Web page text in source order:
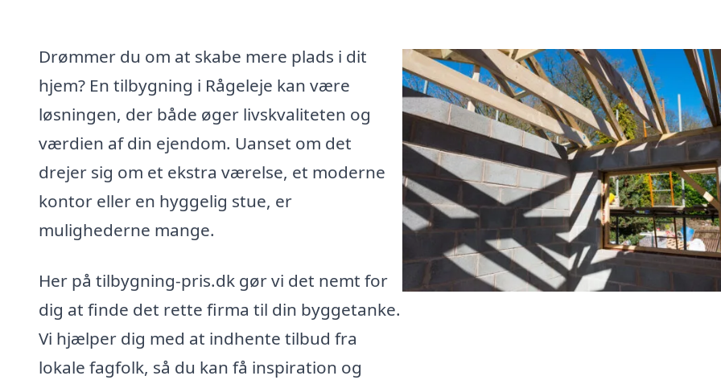
Drømmer du om at skabe mere plads i dit
hjem? En tilbygning i Rågeleje kan være
løsningen, der både øger livskvaliteten og
værdien af din ejendom. Uanset om det
drejer sig om et ekstra værelse, et moderne
kontor eller en hyggelig stue, er
mulighederne mange.
Her på tilbygning-pris.dk gør vi det nemt for
dig at finde det rette firma til din byggetanke.
Vi hjælper dig med at indhente tilbud fra
lokale fagfolk, så du kan få inspiration og